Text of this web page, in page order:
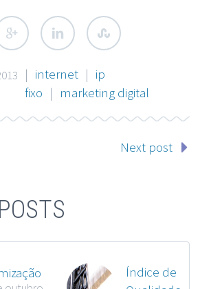
| internet | ip
fixo | marketing digital
Next post
Índice de